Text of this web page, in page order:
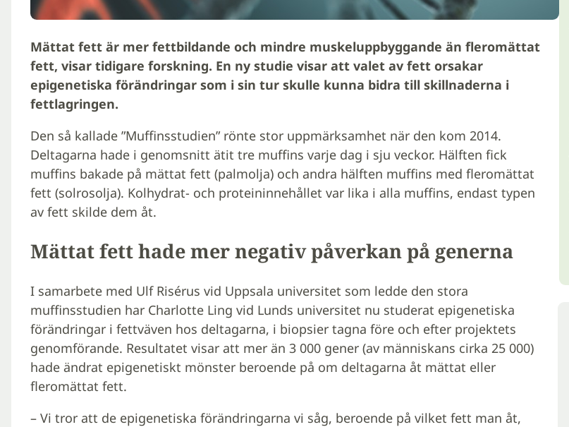
Mättat fett är mer fettbildande och mindre muskeluppbyggande än fleromättat
fett, visar tidigare forskning. En ny studie visar att valet av fett orsakar
epigenetiska förändringar som i sin tur skulle kunna bidra till skillnaderna i
fettlagringen.
Den så kallade ”Muffinsstudien” rönte stor uppmärksamhet när den kom 2014.
Deltagarna hade i genomsnitt ätit tre muffins varje dag i sju veckor. Hälften fick
muffins bakade på mättat fett (palmolja) och andra hälften muffins med fleromättat
fett (solrosolja). Kolhydrat- och proteininnehållet var lika i alla muffins, endast typen
av fett skilde dem åt.
Mättat fett hade mer negativ påverkan på generna
I samarbete med Ulf Risérus vid Uppsala universitet som ledde den stora
muffinsstudien har Charlotte Ling vid Lunds universitet nu studerat epigenetiska
förändringar i fettväven hos deltagarna, i biopsier tagna före och efter projektets
genomförande. Resultatet visar att mer än 3 000 gener (av människans cirka 25 000)
hade ändrat epigenetiskt mönster beroende på om deltagarna åt mättat eller
fleromättat fett.
– Vi tror att de epigenetiska förändringarna vi såg, beroende på vilket fett man åt,